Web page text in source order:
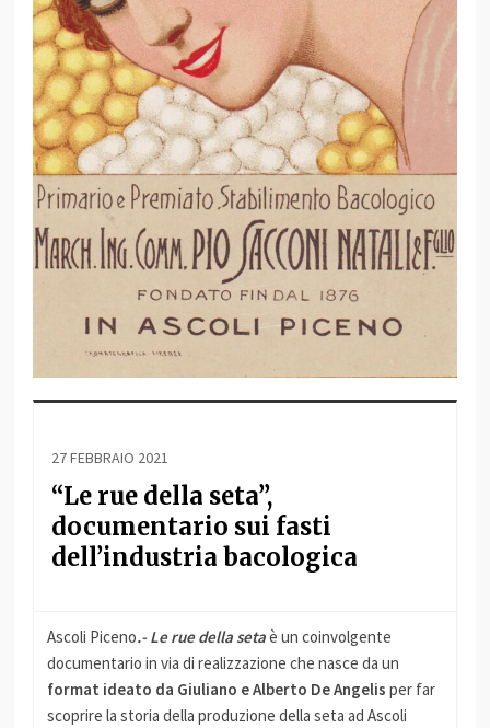
27 FEBBRAIO 2021
“Le rue della seta”,
documentario sui fasti
dell’industria bacologica
Ascoli Piceno.- Le rue della setaè un coinvolgente
documentario in via di realizzazione che nasce da un
format ideato da Giuliano e Alberto De Angelis per far
scoprire la storia della produzione della seta ad Ascoli